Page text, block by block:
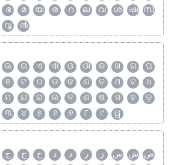
ഭ മ യ ര റ ല വ ശ ഷ
സ
൮ ൯
ଊ ଋ ଏ ଐ ଓ ଔ କ ଖ ଗ
ଘ
ଞ ଟ ଠ ଡ ଢ ଣ ତ ଥ ଦ
ଧ
ମ ଯ ର ଲ ଳ ଶ ଷ ସ ହ
ଡ଼
୩ ୪ ୫ ୬ ୭ ୮ ୯ ୱ
ج ح خ د ذ ر ز س ش ص